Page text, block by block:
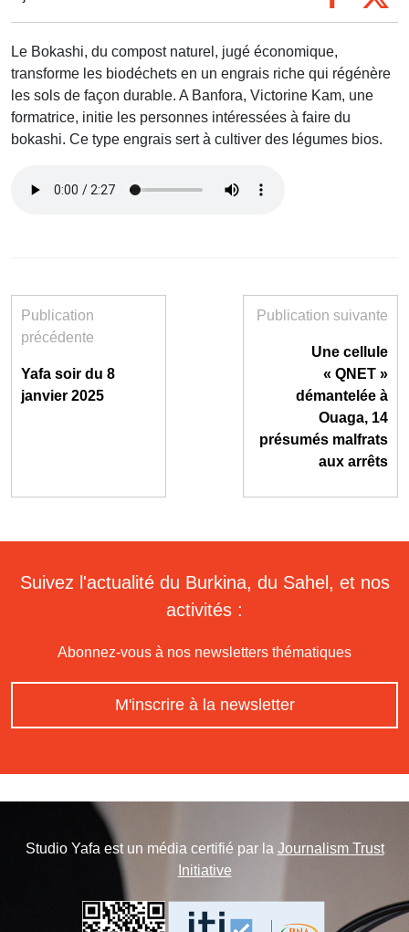
Le Bokashi, du compost naturel, jugé économique,
transforme les biodéchets en un engrais riche qui régénère
les sols de façon durable. A Banfora, Victorine Kam, une
formatrice, initie les personnes intéressées à faire du
bokashi. Ce type engrais sert à cultiver des légumes bios.
Publication
précédente
Yafa soir du 8
janvier 2025
Publication suivante
Une cellule
« QNET »
démantelée à
Ouaga, 14
présumés malfrats
aux arrêts
Suivez l'actualité du Burkina, du Sahel, et nos
activités :
Abonnez-vous à nos newsletters thématiques
M'inscrire à la newsletter
Studio Yafa est un média certifié par la Journalism Trust
Initiative